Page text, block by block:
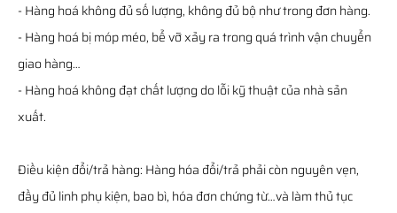
- Hàng hoá không đủ số lượng, không đủ bộ như trong đơn hàng.
- Hàng hoá bị móp méo, bể vỡ xảy ra trong quá trình vận chuyển
giao hàng…
- Hàng hoá không đạt chất lượng do lỗi kỹ thuật của nhà sản
xuất.
Điều kiện đổi/trả hàng: Hàng hóa đổi/trả phải còn nguyên vẹn,
đầy đủ linh phụ kiện, bao bì, hóa đơn chứng từ…và làm thủ tục